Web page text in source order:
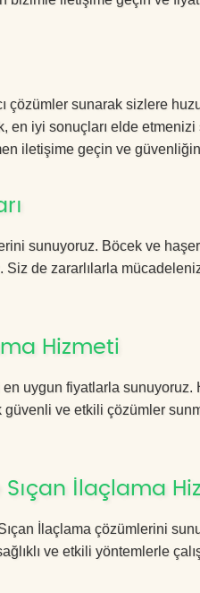
çözümler sunarak sizlere
en iyi sonuçları elde
iletişime geçin ve
sunuyoruz. Böcek ve
Siz de zararlılarla
Hizmeti
uygun fiyatlarla sunuyoruz.
ve etkili çözümler
İlaçlama
İlaçlama çözümlerini
ve etkili yöntemlerle